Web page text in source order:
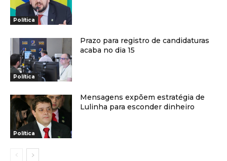
Política
Política
Prazo para registro de candidaturas
acaba no dia 15
Política
Mensagens expõem estratégia de
Lulinha para esconder dinheiro